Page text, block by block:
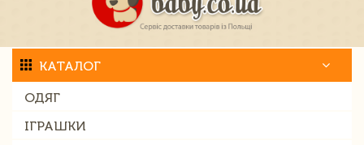
КАТАЛОГ
ОДЯГ
ІГРАШКИ